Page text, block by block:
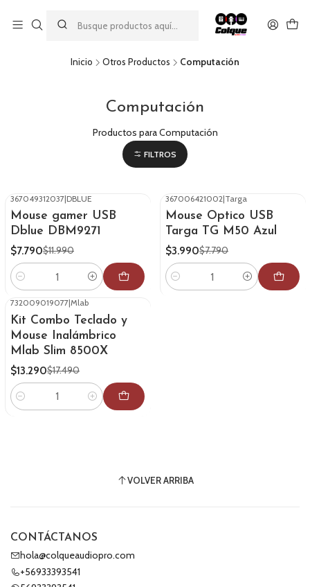
descuento por pago con transferencia bancaria
por una compra mínima de $49.990. Este descuento no es
acumulable a otras promociones ni aplicable a gastos de envío.
Inicio Otros Productos Computación
Computación
Productos para Computación
FILTROS
-35% OFF
367049312037|DBLUE
Mouse gamer USB
Dblue DBM9271
$7.790$11.990
Cantidad
-49% OFF
367006421002|Targa
Mouse Optico USB
Targa TG M50 Azul
$3.990$7.790
Cantidad
732009019077|Mlab
Kit Combo Teclado y
Mouse Inalámbrico
Mlab Slim 8500X
$13.290$17.490
Cantidad
VOLVER ARRIBA
CONTÁCTANOS
hola@colqueaudiopro.com
+56933393541